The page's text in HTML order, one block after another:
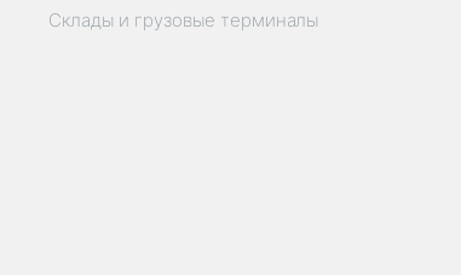
Склады и грузовые терминалы